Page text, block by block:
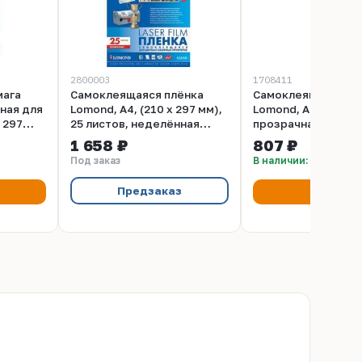
для
297
2800003
Самоклеящаяся плёнка
Lomond, A4, (210 x 297 мм),
25 листов, неделённая
(2800003)
1 658 ₽
Под заказ
Предзаказ
1708411
Самоклеящаяся
Lomond, A4, (210 x
прозрачная, 10
неделённая
807 ₽
В наличии: 8 шт